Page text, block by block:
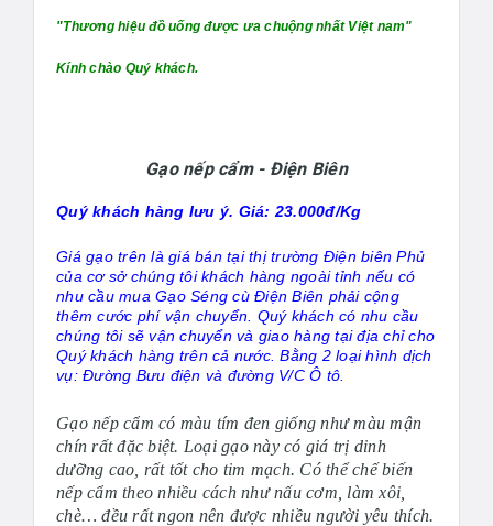
"Thương hiệu đồ uống được ưa chuộng nhất Việt nam"
Kính chào Quý khách.
Gạo nếp cẩm - Điện Biên
Quý khách hàng lưu ý. Giá: 23.000đ/Kg
Giá gạo trên là giá bán tại thị trường Điện biên Phủ
của cơ sở chúng tôi khách hàng ngoài tỉnh nếu có
nhu cầu mua Gạo Séng cùĐiện Biên phải cộng
thêm cước phí vận chuyển. Quý khách có nhu cầu
chúng tôi sẽ vận chuyển và giao hàng tại địa chỉ cho
Quý khách hàng trên cả nước. Bằng 2 loại hình dịch
vụ: Đường Bưu điện và đường V/C Ô tô.
Gạo nếp cẩm có màu tím đen giống như màu mận
chín rất đặc biệt. Loại gạo này có giá trị dinh
dưỡng cao, rất tốt cho tim mạch. Có thể chế biến
nếp cẩm theo nhiều cách như nấu cơm, làm xôi,
chè… đều rất ngon nên được nhiều người yêu thích.